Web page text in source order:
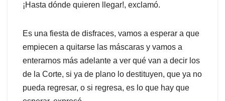
¡Hasta dónde quieren llegar!, exclamó.
Es una fiesta de disfraces, vamos a esperar a que
empiecen a quitarse las máscaras y vamos a
enterarnos más adelante a ver qué van a decir los
de la Corte, si ya de plano lo destituyen, que ya no
pueda regresar, o si regresa, es lo que hay que